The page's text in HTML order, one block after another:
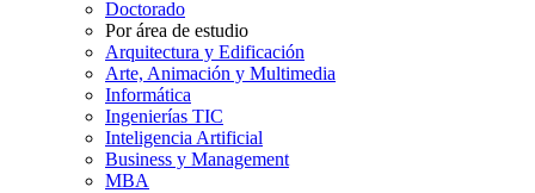
Doctorado
Por área de estudio
Arquitectura y Edificación
Arte, Animación y Multimedia
Informática
Ingenierías TIC
Inteligencia Artificial
Business y Management
MBA